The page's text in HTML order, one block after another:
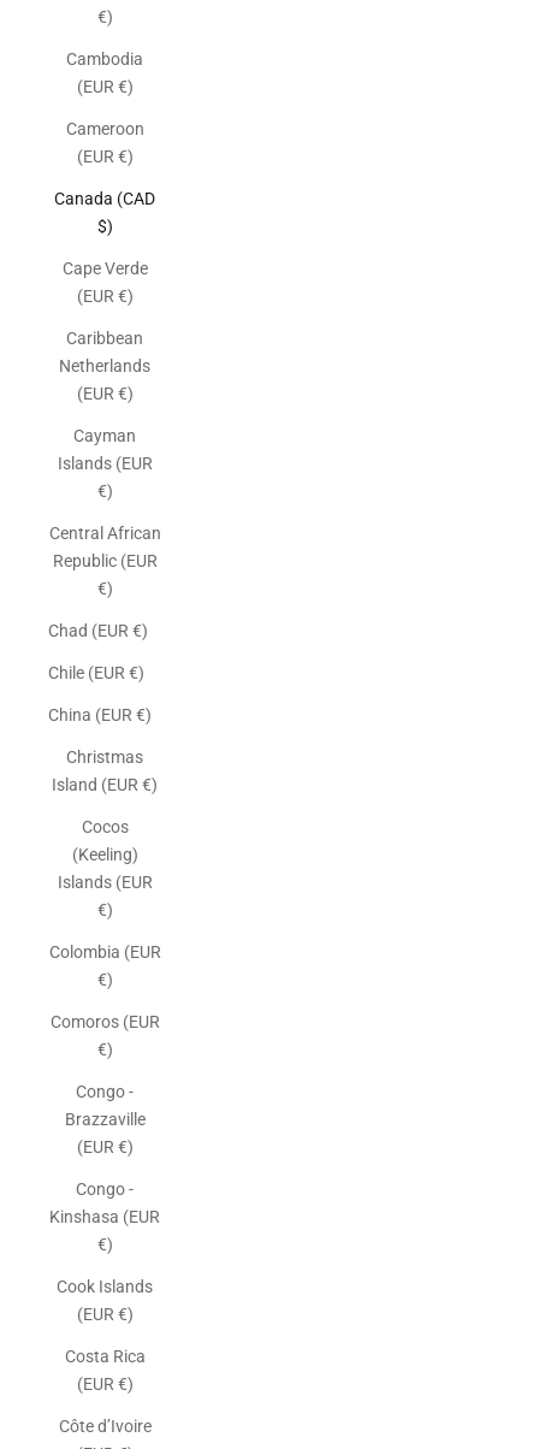
€)
Cambodia
(EUR €)
Cameroon
(EUR €)
Canada (CAD
$)
Cape Verde
(EUR €)
Caribbean
Netherlands
(EUR €)
Cayman
Islands (EUR
€)
Central African
Republic (EUR
€)
Chad (EUR €)
Chile (EUR €)
China (EUR €)
Christmas
Island (EUR €)
Cocos
(Keeling)
Islands (EUR
€)
Colombia (EUR
€)
Comoros (EUR
€)
Congo -
Brazzaville
(EUR €)
Congo -
Kinshasa (EUR
€)
Cook Islands
(EUR €)
Costa Rica
(EUR €)
Côte d’Ivoire